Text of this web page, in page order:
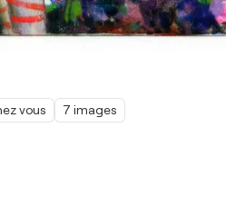
vous 7 images